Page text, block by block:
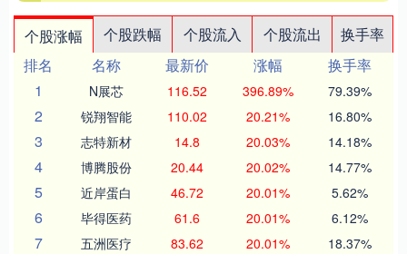
个股涨幅 个股跌幅 个股流入 个股流出
换手率
排名
名称 最新价 涨幅
换手率
1
N展芯 116.52 396.89% 79.39%
2 锐翔智能 110.02 20.21% 16.80%
3 志特新材 14.8 20.03% 14.18%
4 博腾股份 20.44 20.02% 14.77%
5 近岸蛋白 46.72 20.01% 5.62%
6 毕得医药 61.6 20.01% 6.12%
7 五洲医疗 83.62 20.01% 18.37%